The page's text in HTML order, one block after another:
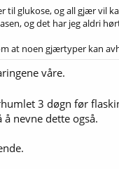
glukose, og all gjær vil
og det har jeg aldri
at noen gjærtyper kan
våre.
3 døgn før
nevne dette også.